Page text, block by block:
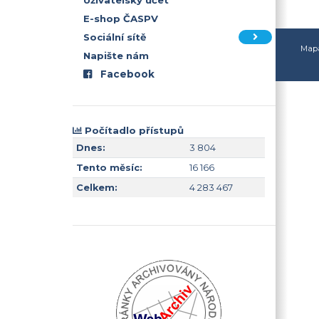
E-shop ČASPV
Sociální sítě
Napište nám
Facebook
Počítadlo přístupů
Dnes:
3 804
Tento měsíc:
16 166
Celkem:
4 283 467